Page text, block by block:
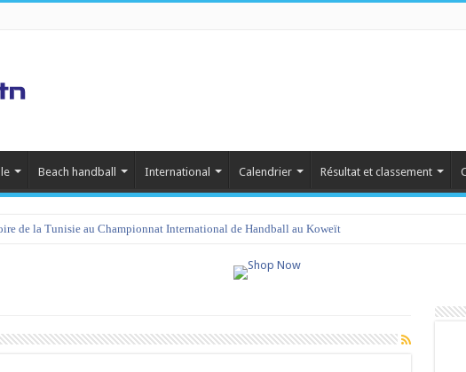
Beach handball International Calendrier Résultat et classement
de la Tunisie au Championnat International de Handball au Koweït